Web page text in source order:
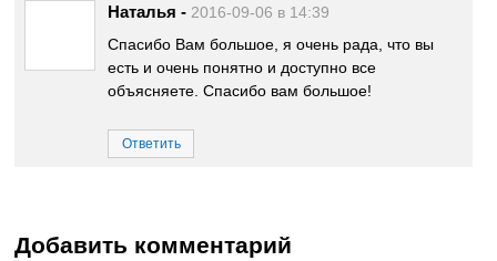
Наталья - 2016-09-06 в 14:39
Спасибо Вам большое, я очень рада, что вы
есть и очень понятно и доступно все
объясняете. Спасибо вам большое!
Ответить
Добавить комментарий